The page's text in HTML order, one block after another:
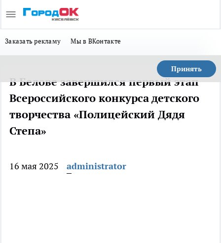
Заказать рекламу Мы в ВКонтакте
Принять
В Белове завершился первый этап
Всероссийского конкурса детского
творчества «Полицейский Дядя
Степа»
16 мая 2025 administrator